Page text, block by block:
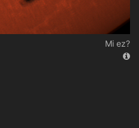
Mi ez?